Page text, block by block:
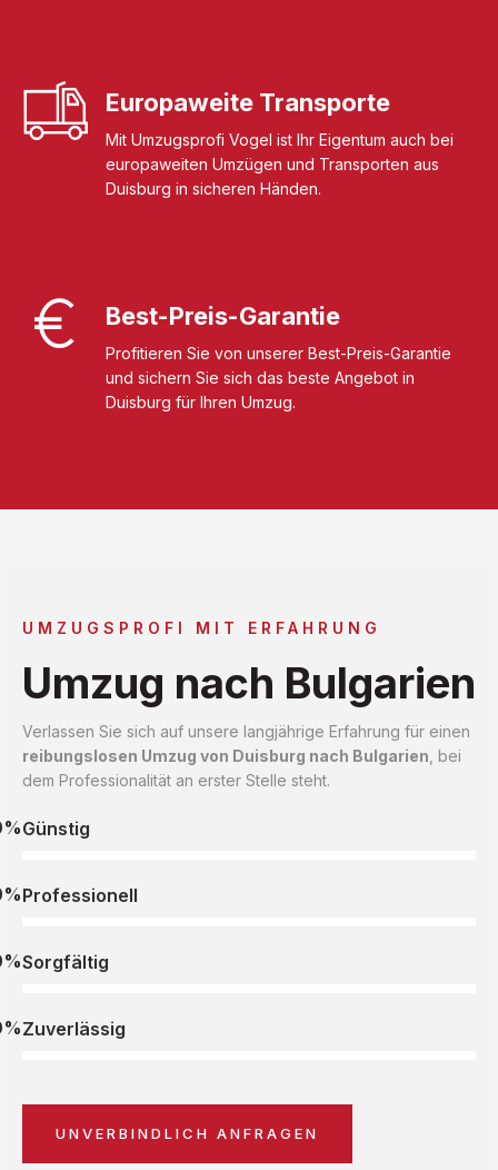
Europaweite Transporte
Mit Umzugsprofi Vogel ist Ihr Eigentum auch bei
europaweiten Umzügen und Transporten aus
Duisburg in sicheren Händen.
Best-Preis-Garantie
Profitieren Sie von unserer Best-Preis-Garantie
und sichern Sie sich das beste Angebot in
Duisburg für Ihren Umzug.
UMZUGSPROFI MIT ERFAHRUNG
Umzug nach Bulgarien
Verlassen Sie sich auf unsere langjährige Erfahrung für einen
reibungslosen Umzug von Duisburg nach Bulgarien , bei
dem Professionalität an erster Stelle steht.
Günstig
Professionell
Sorgfältig
Zuverlässig
UNVERBINDLICH ANFRAGEN